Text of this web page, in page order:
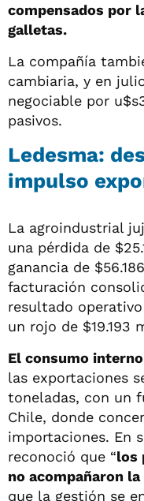
compensados por
galletas.
La compañía
cambiaria, y en
negociable por
pasivos.
Ledesma:
impulso
La agroindustrial
una pérdida de
ganancia de
facturación
resultado
un rojo de $19.193
El consumo interno
las exportaciones
toneladas, con un
Chile, donde
importaciones. En
reconoció que “los
no acompañaron
que la gestión se